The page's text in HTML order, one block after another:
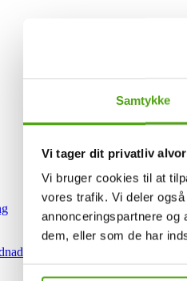
Samtykke
Vi tager dit privatliv
Vi bruger cookies til at
vores trafik. Vi deler
annonceringspartnere og
dem, eller som de har